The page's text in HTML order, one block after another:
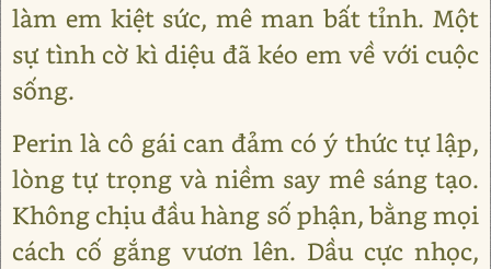
làm em kiệt sức, mê man bất tỉnh. Một
sự tình cờ kì diệu đã kéo em về với cuộc
sống.
Perin là cô gái can đảm có ý thức tự lập,
lòng tự trọng và niềm say mê sáng tạo.
Không chịu đầu hàng số phận, bằng mọi
cách cố gắng vươn lên. Dầu cực nhọc,